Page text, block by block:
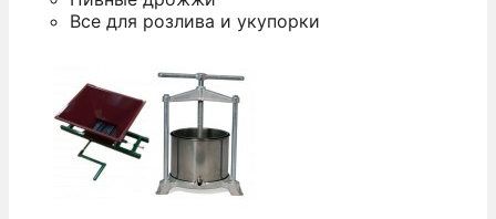
Все для розлива и укупорки